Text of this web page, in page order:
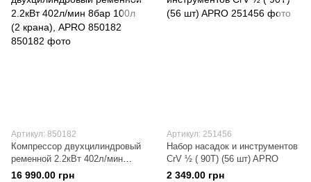
Артикул: 850182
Компрессор двухцилиндровый
ременной 2.2кВт 402л/мин
8бар 100л (2 крана), APRO
16 990.00 грн
Артикул: 251456
Набор насадок и инструментов
CrV ½ ( 90Т) (56 шт) APRO
2 349.00 грн